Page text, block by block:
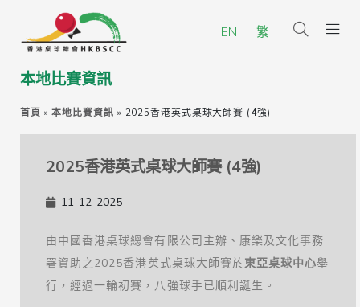
EN 繁
本地比賽資訊
首頁 »本地比賽資訊 » 2025香港英式桌球大師賽 (4強)
2025香港英式桌球大師賽 (4強)
11-12-2025
由中國香港桌球總會有限公司主辦、康樂及文化事務
署資助之2025香港英式桌球大師賽於東亞桌球中心舉
行，經過一輪初賽，八強球手已順利誕生。